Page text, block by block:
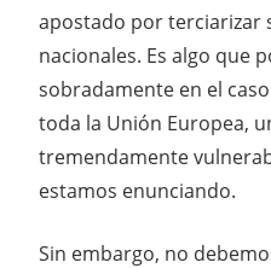
apostado por terciarizar
nacionales. Es algo que
sobradamente en el
toda la Unión Europea,
tremendamente
estamos enunciando.
Sin embargo, no